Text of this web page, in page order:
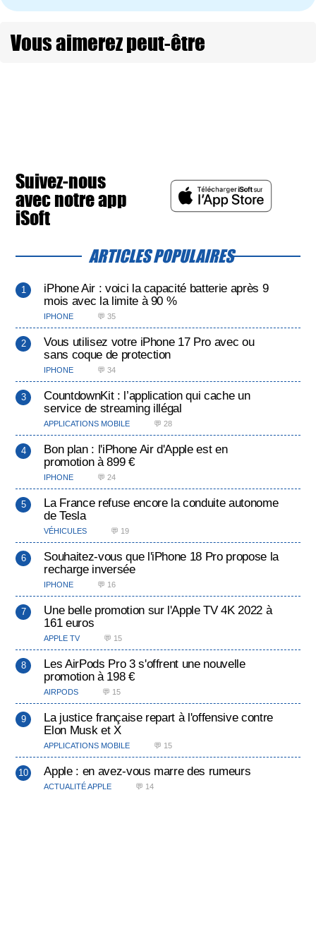
Vous aimerez peut-être
Suivez-nous
avec notre app
iSoft
ARTICLES POPULAIRES
iPhone Air : voici la capacité batterie après 9
mois avec la limite à 90 %
IPHONE 💬 35
Vous utilisez votre iPhone 17 Pro avec ou
sans coque de protection
IPHONE 💬 34
CountdownKit : l’application qui cache un
service de streaming illégal
APPLICATIONS MOBILE 💬 28
Bon plan : l'iPhone Air d'Apple est en
promotion à 899 €
IPHONE 💬 24
La France refuse encore la conduite autonome
de Tesla
VÉHICULES 💬 19
Souhaitez-vous que l'iPhone 18 Pro propose la
recharge inversée
IPHONE 💬 16
Une belle promotion sur l'Apple TV 4K 2022 à
161 euros
APPLE TV 💬 15
Les AirPods Pro 3 s'offrent une nouvelle
promotion à 198 €
AIRPODS 💬 15
La justice française repart à l'offensive contre
Elon Musk et X
APPLICATIONS MOBILE 💬 15
Apple : en avez-vous marre des rumeurs
ACTUALITÉ APPLE 💬 14